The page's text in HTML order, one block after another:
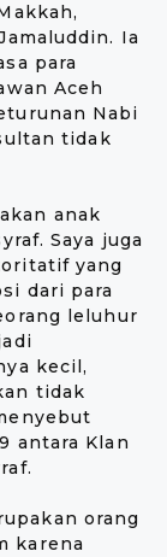
Ia
para
Aceh
Nabi
tidak
anak
Saya juga
yang
dari para
leluhur
kecil,
tidak
antara Klan
orang
karena